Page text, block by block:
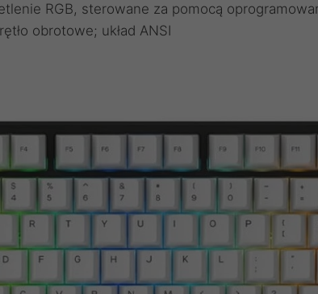
RGB, sterowane za pomocą
obrotowe; układ ANSI